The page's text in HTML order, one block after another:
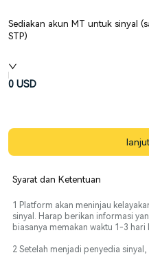
Sediakan akun MT untuk sinyal
STP)
0 USD
Syarat dan Ketentuan
1 Platform akan meninjau
sinyal. Harap berikan informasi
biasanya memakan waktu 1-3
2 Setelah menjadi penyedia